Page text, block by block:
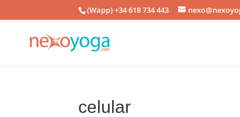
(Wapp) +34 618 734 443
celular